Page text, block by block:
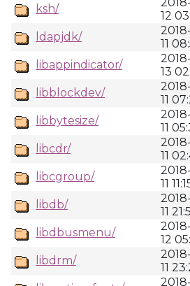
ksh/
12
ldapjdk/
11
libappindicator/
13
libblockdev/
11
libbytesize/
11
libcdr/
11
libcgroup/
11
libdb/
11
libdbusmenu/
12
libdrm/
11